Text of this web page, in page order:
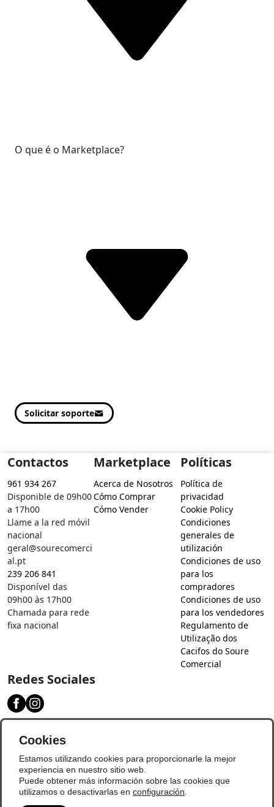
O que é o Marketplace?
Solicitar soporte
Contactos
961 934 267
Disponible de 09h00
a 17h00
Llame a la red móvil
nacional
geral@sourecomerci
al.pt
239 206 841
Disponível das
09h00 às 17h00
Chamada para rede
fixa nacional
Marketplace
Acerca de Nosotros
Cómo Comprar
Cómo Vender
Políticas
Política de
privacidad
Cookie Policy
Condiciones
generales de
utilización
Condiciones de uso
para los
compradores
Condiciones de uso
para los vendedores
Regulamento de
Utilização dos
Cacifos do Soure
Comercial
Redes Sociales
Cookies
Estamos utilizando cookies para proporcionarle la mejor
experiencia en nuestro sitio web.
Puede obtener más información sobre las cookies que
utilizamos o desactivarlas en configuración